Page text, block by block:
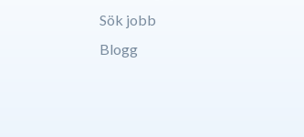
Sök jobb
Blogg